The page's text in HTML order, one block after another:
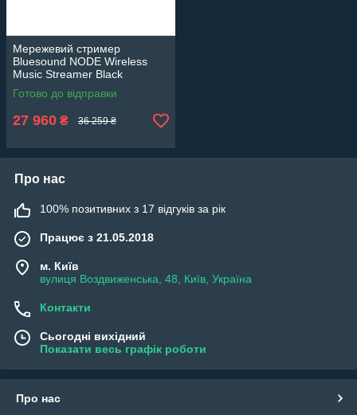
Мережевий стример
Bluesound NODE Wireless
Music Streamer Black
Готово до відправки
27 960 ₴ 36 259 ₴
Про нас
100% позитивних з 17 відгуків за рік
Працює з 21.05.2018
м. Київ
вулиця Воздвиженська, 48, Київ, Україна
Контакти
Сьогодні вихідний
Показати весь графік роботи
Про нас